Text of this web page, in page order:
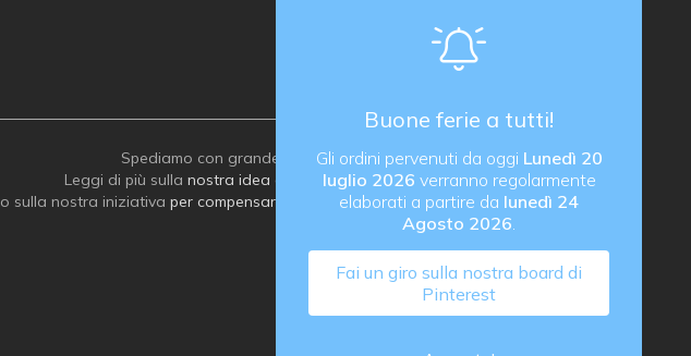
Buone ferie a tutti!
Gli ordini pervenuti da oggi Lunedì 20
luglio 2026 verranno regolarmente
elaborati a partire da lunedì 24
Agosto 2026.
Fai un giro sulla nostra board di
Pinterest
Spediamo con grande attenzione all’ambiente:
Leggi di più sulla nostra idea di imballaggio sostenibile
o sulla nostra iniziativa per compensare le emissioni di carbonio